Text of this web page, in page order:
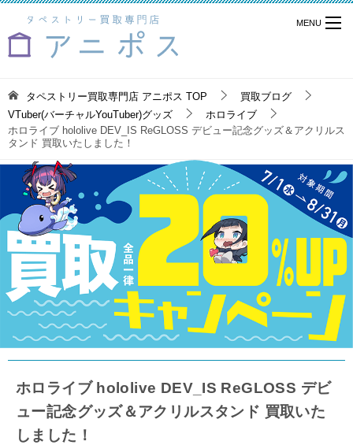
タペストリー買取専門店 アニポス TOP
買取ブログ
VTuber(バーチャルYouTuber)グッズ
ホロライブ
ホロライブ hololive DEV_IS ReGLOSS デビュー記念グッズ＆アクリルス
タンド 買取いたしました！
ホロライブ hololive DEV_IS ReGLOSS デビ
ュー記念グッズ＆アクリルスタンド 買取いた
しました！